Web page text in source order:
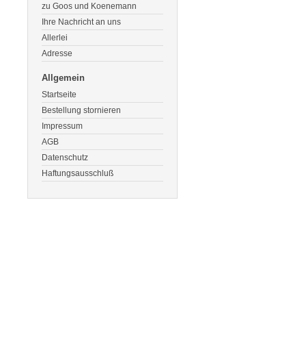
zu Goos und Koenemann
Ihre Nachricht an uns
Allerlei
Adresse
Allgemein
Startseite
Bestellung stornieren
Impressum
AGB
Datenschutz
Haftungsausschluß